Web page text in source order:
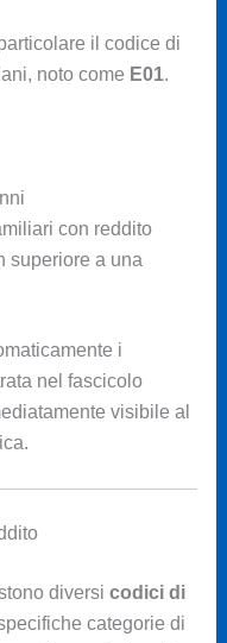
il codice di
noto come E01.
con reddito
superiore a una
i
nel fascicolo
visibile al
diversi codici di
categorie di